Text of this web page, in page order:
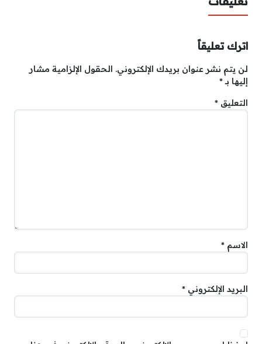
اترك تعليقاً
لن يتم نشر عنوان بريدك الإلكتروني. الحقول الإلزامية مشار
إليها بـ*
التعليق *
الاسم *
البريد الإلكتروني *